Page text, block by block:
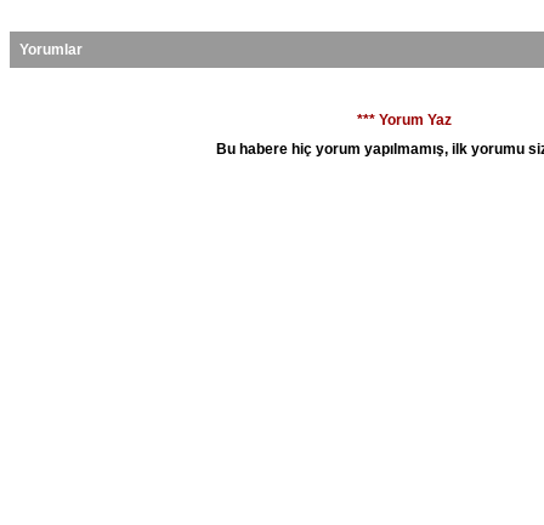
Yorumlar
*** Yorum Yaz
Bu habere hiç yorum yapılmamış, ilk yorumu